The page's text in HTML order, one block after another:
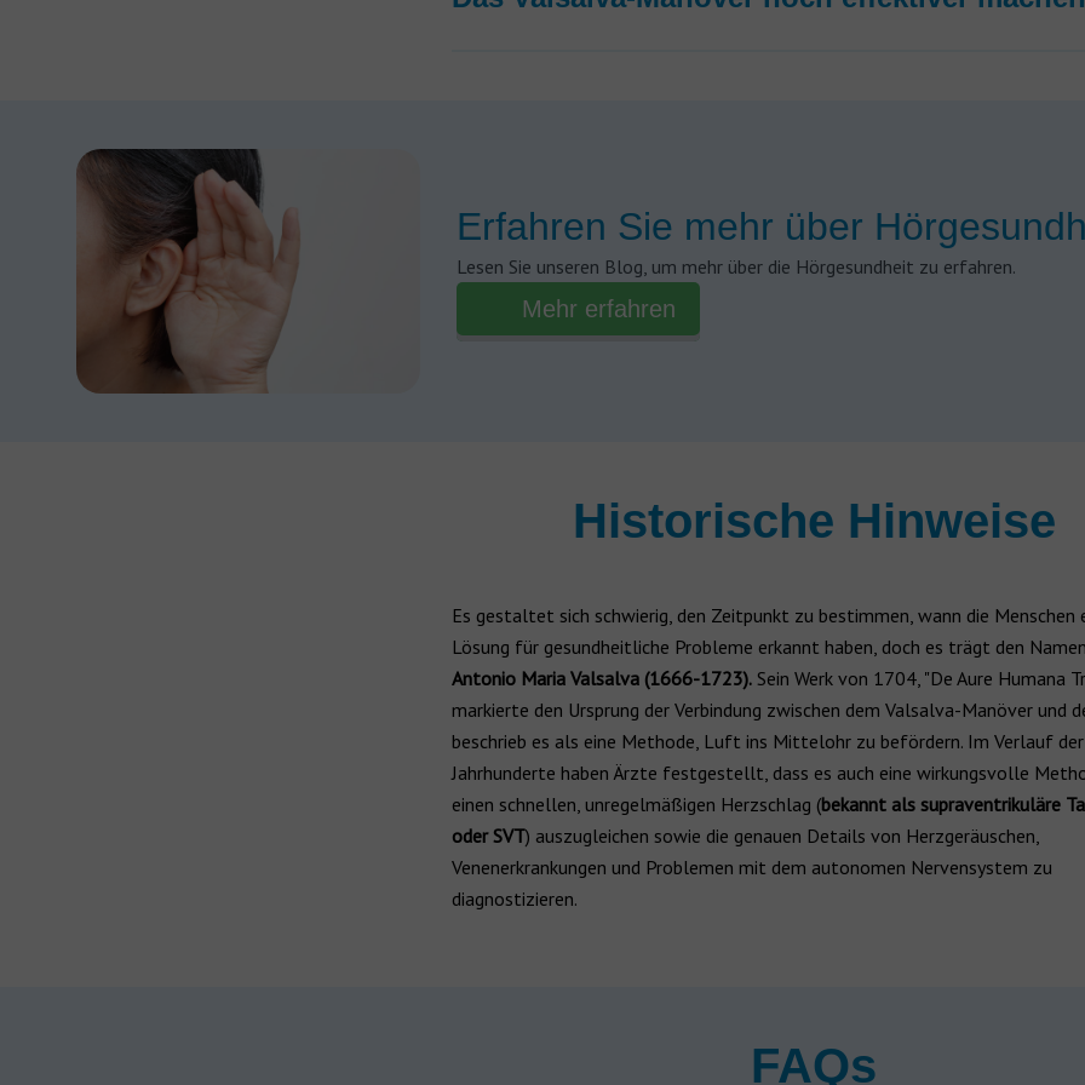
Erfahren Sie mehr über
Lesen Sie unseren Blog, um mehr über die Hörgesundheit zu erfahren.
Mehr erfahren
Historische Hinweise
Es gestaltet sich schwierig, den Zeitpunkt zu bestimmen, wann die Menschen
Lösung für gesundheitliche Probleme erkannt haben, doch es trägt den
Antonio Maria Valsalva (1666-1723).Sein Werk von 1704, "De Aure Humana
markierte den Ursprung der Verbindung zwischen dem Valsalva-Manöver und
beschrieb es als eine Methode, Luft ins Mittelohr zu befördern. Im Verlauf der
Jahrhunderte haben Ärzte festgestellt, dass es auch eine wirkungsvolle
einen schnellen, unregelmäßigen Herzschlag (bekannt als supraventrikuläre
oder SVT) auszugleichen sowie die genauen Details von Herzgeräuschen,
Venenerkrankungen und Problemen mit dem autonomen Nervensystem zu
diagnostizieren.
FAQs